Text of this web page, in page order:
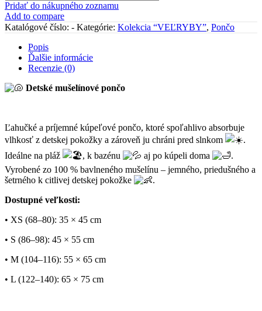
"VEĽRYBY
na
sivom"
Pridať do nákupného zoznamu
Add to compare
Katalógové číslo: - Kategórie: Kolekcia “VEĽRYBY”, Pončo
Popis
Ďalšie informácie
Recenzie (0)
Detské mušelínové pončo
Ľahučké a príjemné kúpeľové pončo, ktoré spoľahlivo absorbuje
vlhkosť z detskej pokožky a zároveň ju chráni pred slnkom
.
Ideálne na pláž
, k bazénu aj po kúpeli doma
.
Vyrobené zo 100 % bavlneného mušelínu – jemného, priedušného a
šetrného k citlivej detskej pokožke
.
Dostupné veľkosti:
• XS (68–80): 35 × 45 cm
• S (86–98): 45 × 55 cm
• M (104–116): 55 × 65 cm
• L (122–140): 65 × 75 cm